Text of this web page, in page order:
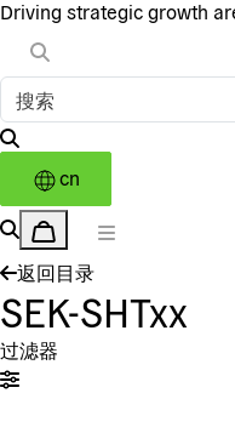
Driving strategic growth
cn
返回目录
SEK-SHTxx
过滤器